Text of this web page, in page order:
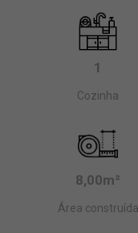
1
Cozinha
8,00m²
Área construída